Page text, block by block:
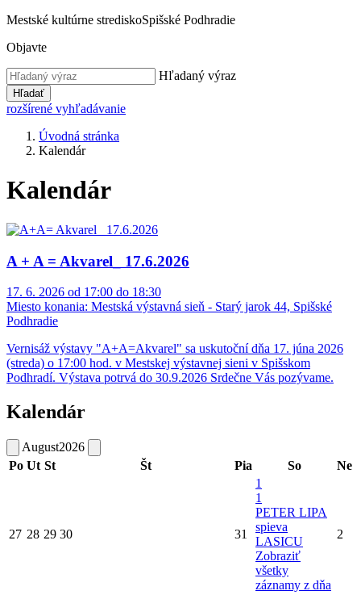
Mestské kultúrne strediskoSpišské Podhradie
Objavte
Hľadaný výraz
Hľadať
rozšírené vyhľadávanie
Úvodná stránka
Kalendár
Kalendár
A + A = Akvarel_ 17.6.2026
17. 6. 2026 od 17:00 do 18:30
Miesto konania: Mestská výstavná sieň - Starý jarok 44, Spišské
Podhradie
Vernisáž výstavy "A+A=Akvarel" sa uskutoční dňa 17. júna 2026
(streda) o 17:00 hod. v Mestskej výstavnej sieni v Spišskom
Podhradí. Výstava potrvá do 30.9.2026 Srdečne Vás pozývame.
Kalendár
August2026
Po Ut St Št Pia So Ne
27 28 29 30 31
1
1
PETER LIPA
spieva
LASICU
Zobraziť
všetky
záznamy z dňa
2